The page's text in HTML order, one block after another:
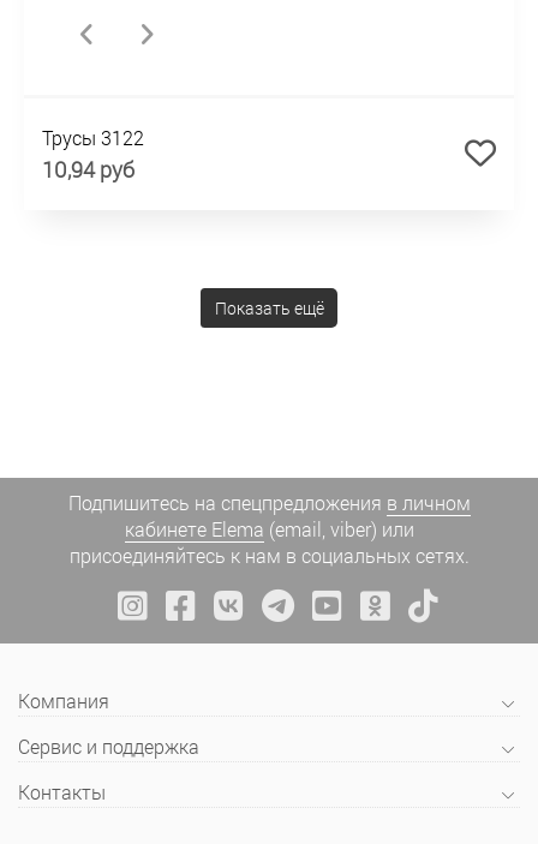
Трусы 3122
10,94 руб
Показать ещё
Подпишитесь на спецпредложения в личном
кабинете Elema (email, viber) или
присоединяйтесь к нам в социальных сетях.
Компания
Сервис и поддержка
Контакты